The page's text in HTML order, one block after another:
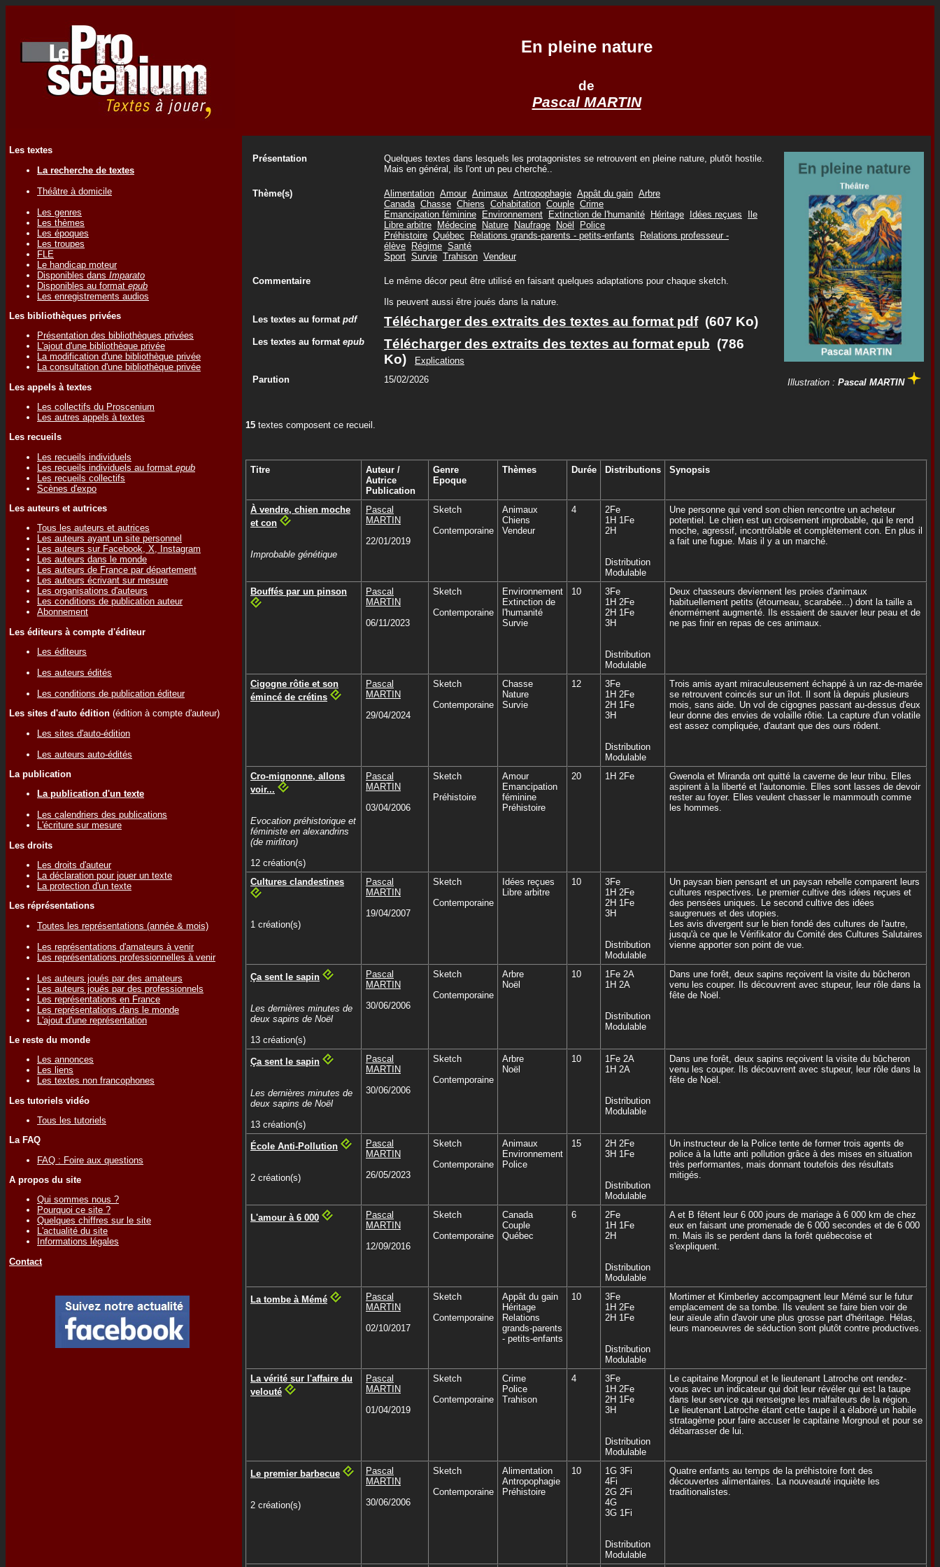
En pleine nature
de
Pascal MARTIN
Les textes
La recherche de textes
Théâtre à domicile
Les genres
Les thèmes
Les époques
Les troupes
FLE
Le handicap moteur
Disponibles dans Imparato
Disponibles au format epub
Les enregistrements audios
Les bibliothèques privées
Présentation des bibliothèques privées
L'ajout d'une bibliothèque privée
La modification d'une bibliothèque privée
La consultation d'une bibliothèque privée
Les appels à textes
Les collectifs du Proscenium
Les autres appels à textes
Les recueils
Les recueils individuels
Les recueils individuels au format epub
Les recueils collectifs
Scènes d'expo
Les auteurs et autrices
Tous les auteurs et autrices
Les auteurs ayant un site personnel
Les auteurs sur Facebook, X, Instagram
Les auteurs dans le monde
Les auteurs de France par département
Les auteurs écrivant sur mesure
Les organisations d'auteurs
Les conditions de publication auteur
Abonnement
Les éditeurs à compte d'éditeur
Les éditeurs
Les auteurs édités
Les conditions de publication éditeur
Les sites d'auto édition (édition à compte d'auteur)
Les sites d'auto-édition
Les auteurs auto-édités
La publication
La publication d'un texte
Les calendriers des publications
L'écriture sur mesure
Les droits
Les droits d'auteur
La déclaration pour jouer un texte
La protection d'un texte
Les réprésentations
Toutes les représentations (année & mois)
Les représentations d'amateurs à venir
Les représentations professionnelles à venir
Les auteurs joués par des amateurs
Les auteurs joués par des professionnels
Les représentations en France
Les représentations dans le monde
L'ajout d'une représentation
Le reste du monde
Les annonces
Les liens
Les textes non francophones
Les tutoriels vidéo
Tous les tutoriels
La FAQ
FAQ : Foire aux questions
A propos du site
Qui sommes nous ?
Pourquoi ce site ?
Quelques chiffres sur le site
L'actualité du site
Informations légales
Contact
Présentation
Quelques textes dans lesquels les protagonistes se retrouvent en pleine nature, plutôt hostile.
Mais en général, ils l'ont un peu cherché..
Thème(s) Alimentation Amour Animaux Antropophagie Appât du gain Arbre
Canada Chasse Chiens Cohabitation Couple Crime
Emancipation féminine
Environnement Extinction de l'humanité Héritage Idées reçues
Ile
Libre arbitre
Médecine Nature Naufrage Noël
Police
Préhistoire Québec Relations grands-parents - petits-enfants
Relations professeur -
élève
Régime Santé
Sport Survie Trahison Vendeur
Commentaire
Le même décor peut être utilisé en faisant quelques adaptations pour chaque sketch.
Ils peuvent aussi être joués dans la nature.
Les textes au format pdf Télécharger des extraits des textes au format pdf(607 Ko)
Les textes au format epub Télécharger des extraits des textes au format epub (786
Ko)
Explications
Parution
15/02/2026 Illustration : Pascal MARTIN
15 textes composent ce recueil.
Titre
Auteur /
Autrice
Publication
Genre
Epoque
Thèmes Durée Distributions Synopsis
À vendre, chien moche
et con
Improbable génétique
Pascal
MARTIN
22/01/2019
Sketch
Contemporaine
Animaux
Chiens
Vendeur
4
2Fe
1H 1Fe
2H
Distribution
Modulable
Une personne qui vend son chien rencontre un acheteur
potentiel. Le chien est un croisement improbable, qui le rend
moche, agressif, incontrôlable et complètement con. En plus il
a fait une fugue. Mais il y a un marché.
Bouffés par un pinson
Pascal
MARTIN
06/11/2023
Sketch
Contemporaine
Environnement
Extinction de
l'humanité
Survie
10
3Fe
1H 2Fe
2H 1Fe
3H
Distribution
Modulable
Deux chasseurs deviennent les proies d'animaux
habituellement petits (étourneau, scarabée...) dont la taille a
énormément augmenté. Ils essaient de sauver leur peau et de
ne pas finir en repas de ces animaux.
Cigogne rôtie et son
émincé de crétins
Pascal
MARTIN
29/04/2024
Sketch
Contemporaine
Chasse
Nature
Survie
12
3Fe
1H 2Fe
2H 1Fe
3H
Distribution
Modulable
Trois amis ayant miraculeusement échappé à un raz-de-marée
se retrouvent coincés sur un îlot. Il sont là depuis plusieurs
mois, sans aide. Un vol de cigognes passant au-dessus d'eux
leur donne des envies de volaille rôtie. La capture d'un volatile
est assez compliquée, d'autant que des ours rôdent.
Cro-mignonne, allons
voir...
Evocation préhistorique et
féministe en alexandrins
(de mirliton)
12 création(s)
Pascal
MARTIN
03/04/2006
Sketch
Préhistoire
Amour
Emancipation
féminine
Préhistoire
20 1H 2Fe
Gwenola et Miranda ont quitté la caverne de leur tribu. Elles
aspirent à la liberté et l'autonomie. Elles sont lasses de devoir
rester au foyer. Elles veulent chasser le mammouth comme
les hommes.
Cultures clandestines
1 création(s)
Pascal
MARTIN
19/04/2007
Sketch
Contemporaine
Idées reçues
Libre arbitre
10
3Fe
1H 2Fe
2H 1Fe
3H
Distribution
Modulable
Un paysan bien pensant et un paysan rebelle comparent leurs
cultures respectives. Le premier cultive des idées reçues et
des pensées uniques. Le second cultive des idées
saugrenues et des utopies.
Les avis divergent sur le bien fondé des cultures de l'autre,
jusqu'à ce que le Vérifikator du Comité des Cultures Salutaires
vienne apporter son point de vue.
Ça sent le sapin
Les dernières minutes de
deux sapins de Noël
13 création(s)
Pascal
MARTIN
30/06/2006
Sketch
Contemporaine
Arbre
Noël
10
1Fe 2A
1H 2A
Distribution
Modulable
Dans une forêt, deux sapins reçoivent la visite du bûcheron
venu les couper. Ils découvrent avec stupeur, leur rôle dans la
fête de Noël.
Ça sent le sapin
Les dernières minutes de
deux sapins de Noël
13 création(s)
Pascal
MARTIN
30/06/2006
Sketch
Contemporaine
Arbre
Noël
10
1Fe 2A
1H 2A
Distribution
Modulable
Dans une forêt, deux sapins reçoivent la visite du bûcheron
venu les couper. Ils découvrent avec stupeur, leur rôle dans la
fête de Noël.
École Anti-Pollution
2 création(s)
Pascal
MARTIN
26/05/2023
Sketch
Contemporaine
Animaux
Environnement
Police
15
2H 2Fe
3H 1Fe
Distribution
Modulable
Un instructeur de la Police tente de former trois agents de
police à la lutte anti pollution grâce à des mises en situation
très performantes, mais donnant toutefois des résultats
mitigés.
L'amour à 6 000
Pascal
MARTIN
12/09/2016
Sketch
Contemporaine
Canada
Couple
Québec
6
2Fe
1H 1Fe
2H
Distribution
Modulable
A et B fêtent leur 6 000 jours de mariage à 6 000 km de chez
eux en faisant une promenade de 6 000 secondes et de 6 000
m. Mais ils se perdent dans la forêt québecoise et
s'expliquent.
La tombe à Mémé
Pascal
MARTIN
02/10/2017
Sketch
Contemporaine
Appât du gain
Héritage
Relations
grands-parents
- petits-enfants
10
3Fe
1H 2Fe
2H 1Fe
Distribution
Modulable
Mortimer et Kimberley accompagnent leur Mémé sur le futur
emplacement de sa tombe. Ils veulent se faire bien voir de
leur aïeule afin d'avoir une plus grosse part d'héritage. Hélas,
leurs manoeuvres de séduction sont plutôt contre productives.
La vérité sur l'affaire du
velouté
Pascal
MARTIN
01/04/2019
Sketch
Contemporaine
Crime
Police
Trahison
4
3Fe
1H 2Fe
2H 1Fe
3H
Distribution
Modulable
Le capitaine Morgnoul et le lieutenant Latroche ont rendez-
vous avec un indicateur qui doit leur révéler qui est la taupe
dans leur service qui renseigne les malfaiteurs de la région.
Le lieutenant Latroche étant cette taupe il a élaboré un habile
stratagème pour faire accuser le capitaine Morgnoul et pour se
débarrasser de lui.
Le premier barbecue
2 création(s)
Pascal
MARTIN
30/06/2006
Sketch
Contemporaine
Alimentation
Antropophagie
Préhistoire
10
1G 3Fi
4Fi
2G 2Fi
4G
3G 1Fi
Distribution
Modulable
Quatre enfants au temps de la préhistoire font des
découvertes alimentaires. La nouveauté inquiète les
traditionalistes.